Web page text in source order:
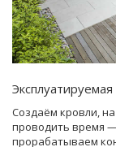
Эксплуатируемая
Создаём кровли,
проводить время
прорабатываем